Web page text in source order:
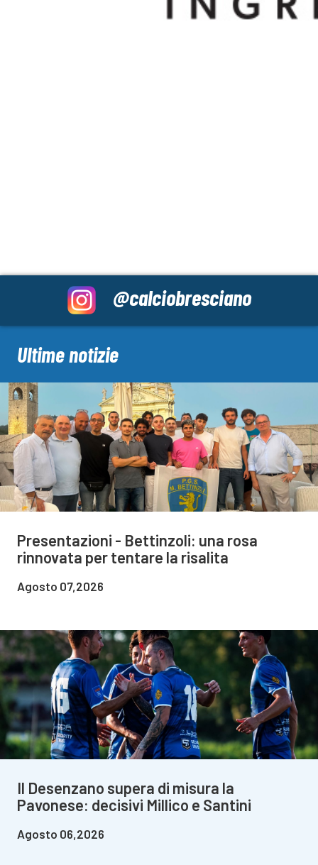
@calciobresciano
Ultime notizie
Presentazioni - Bettinzoli: una rosa
rinnovata per tentare la risalita
Agosto 07,2026
Il Desenzano supera di misura la
Pavonese: decisivi Millico e Santini
Agosto 06,2026